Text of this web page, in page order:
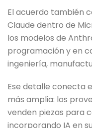
El acuerdo también
Claude dentro de
los modelos de
programación y en
ingeniería,
Ese detalle conecta
más amplia: los
venden piezas para
incorporando IA en